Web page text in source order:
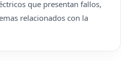
que presentan fallos,
relacionados con la